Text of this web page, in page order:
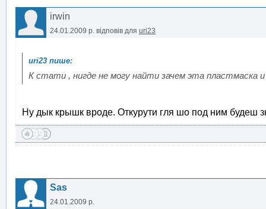
irwin
24.01.2009 р. відповів для uri23
К стати , нигде не могу найти зачем эта пластмаска
Ну дык крышк вроде. Откурути гля шо под ним будеш
Sas
24.01.2009 р.